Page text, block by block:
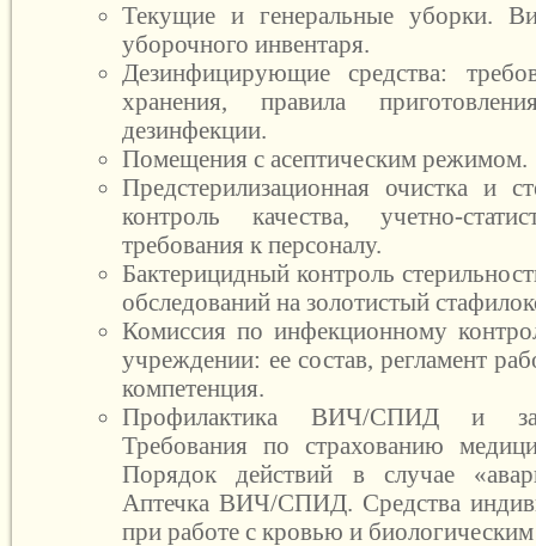
Текущие и генеральные уборки.
уборочного инвентаря.
Дезинфицирующие средства:
хранения, правила
дезинфекции.
Помещения с асептическим режимом.
Предстерилизационная очистка и
контроль качества, учетно-
требования к персоналу.
Бактерицидный контроль
обследований на золотистый
Комиссия по инфекционному
учреждении: ее состав, регламент
компетенция.
Профилактика ВИЧ/СПИД и
Требования по страхованию
Порядок действий в случае
Аптечка ВИЧ/СПИД. Средства
при работе с кровью и